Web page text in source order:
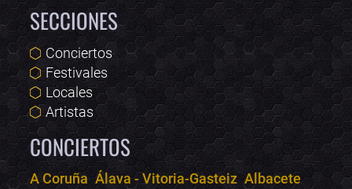
SECCIONES
Conciertos
Festivales
Locales
Artistas
CONCIERTOS
A Coruña Álava - Vitoria-Gasteiz Albacete